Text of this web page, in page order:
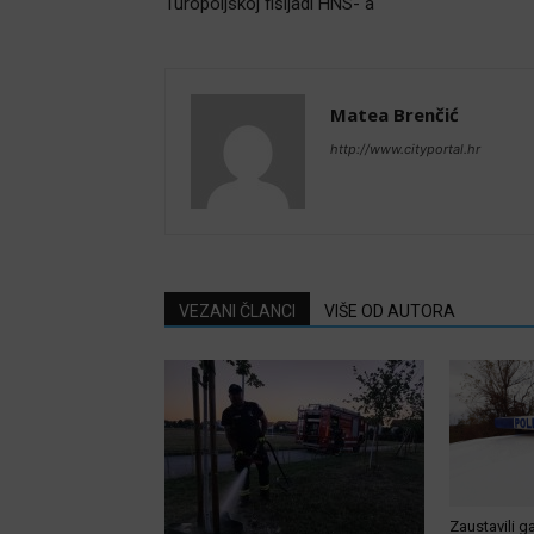
Matea Brenčić
http://www.cityportal.hr
VEZANI ČLANCI VIŠE OD AUTORA
Zaustavili